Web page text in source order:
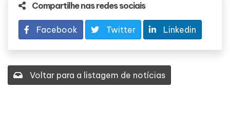
Compartilhe nas redes sociais
Facebook Twitter Linkedin
Voltar para a listagem de notícias